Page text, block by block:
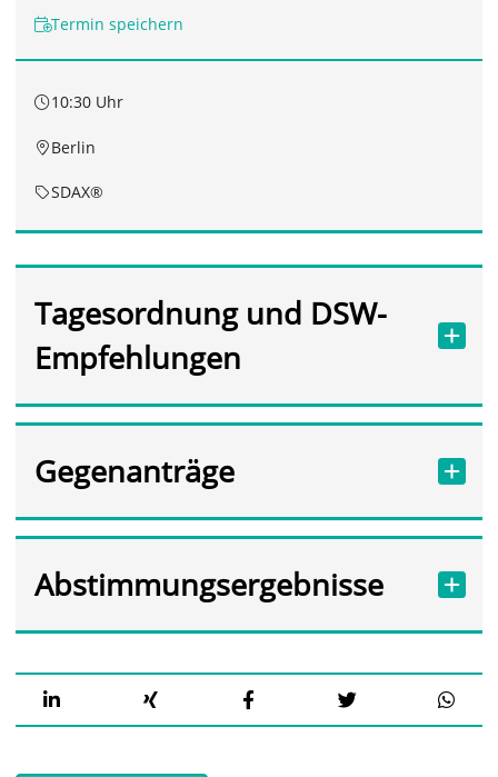
Termin speichern
10:30 Uhr
Berlin
SDAX®
Tagesordnung und DSW-
Empfehlungen
Gegenanträge
Abstimmungsergebnisse